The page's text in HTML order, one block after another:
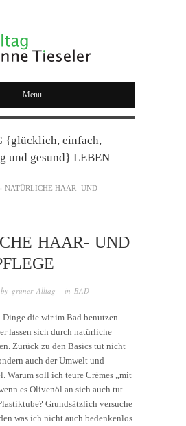
ALLTAG
Menu
{glücklich, einfach,
und gesund} LEBEN
» NATÜRLICHE HAAR- UND
HAAR- UND
grüner Alltag · in BAD
die wir im Bad benutzen
lassen sich durch natürliche
Zurück zu den Basics tut nicht
auch der Umwelt und
Warum soll ich teure Crèmes „mit
es Olivenöl an sich auch tut –
Grundsätzlich versuche
was ich nicht auch bedenkenlos